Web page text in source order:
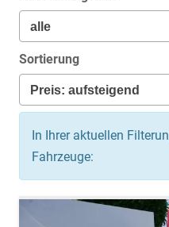
Sortierung
In Ihrer aktuellen
Fahrzeuge: